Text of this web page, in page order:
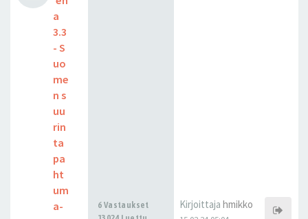
a
3.3
- S
uo
me
n s
uu
rin
ta
pa
ht
um
a-
6 Vastaukset
Kirjoittaja hmikko